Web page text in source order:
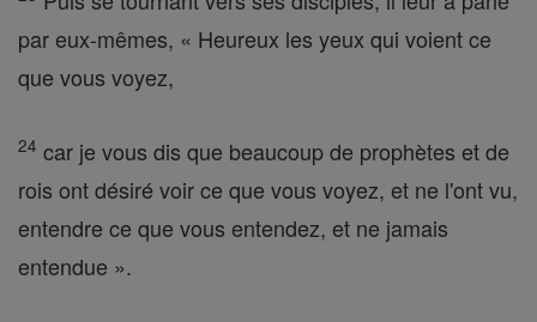
par eux-mêmes, « Heureux les yeux qui voient ce
que vous voyez,
24 car je vous dis que beaucoup de prophètes et de
rois ont désiré voir ce que vous voyez, et ne l'ont vu,
entendre ce que vous entendez, et ne jamais
entendue ».